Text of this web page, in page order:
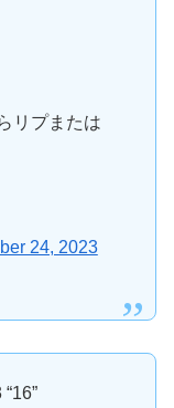
リプまたは
24, 2023